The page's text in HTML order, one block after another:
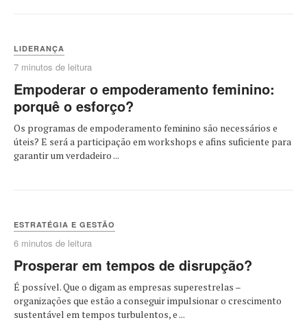
LIDERANÇA
7 minutos de leitura
Empoderar o empoderamento feminino:
porquê o esforço?
Os programas de empoderamento feminino são necessários e
úteis? E será a participação em workshops e afins suficiente para
garantir um verdadeiro ...
ESTRATÉGIA E GESTÃO
6 minutos de leitura
Prosperar em tempos de disrupção?
É possível. Que o digam as empresas superestrelas –
organizações que estão a conseguir impulsionar o crescimento
sustentável em tempos turbulentos, e ...